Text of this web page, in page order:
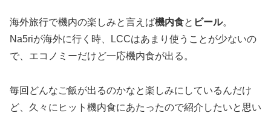
海外旅行で機内の楽しみと言えば機内食と ビール。
Na5riが海外に行く時、LCCはあまり使うことが少ないの
で、エコノミーだけど一応機内食が出る。
毎回どんなご飯が出るのかなと楽しみにしているんだけ
ど、久々にヒット機内食にあたったので紹介したいと思い